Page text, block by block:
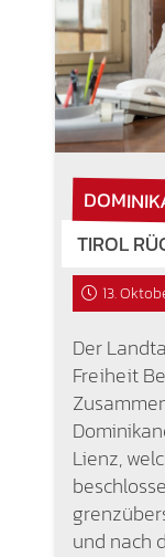
TIROL
13.
Der
Freiheit
Lienz,
und nach